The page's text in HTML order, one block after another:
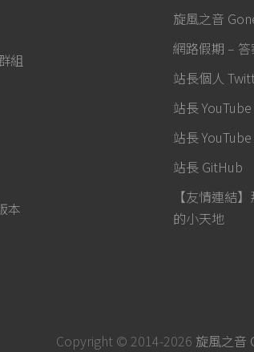
組
本
旋風之音
網路假期 –
站長個人
站長
站長
站長 GitHub
【友情連結
的小天地
Copyright © 2014-2026 旋風之音